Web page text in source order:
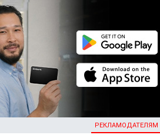
РЕКЛАМОДАТЕЛЯМ